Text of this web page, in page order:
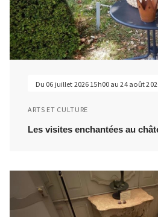
Les visites enchantées au
ARTS ET CULTURE
Du 06 juillet 2026 15h00 au 24 août